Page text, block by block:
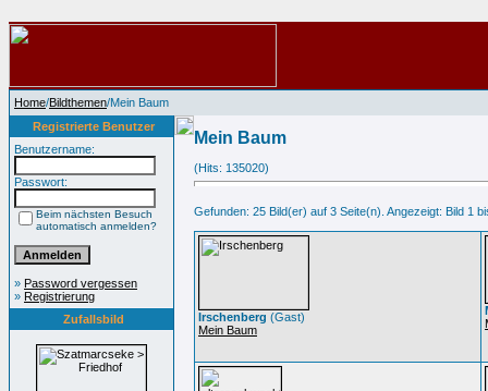
Home/Bildthemen/Mein Baum
Registrierte Benutzer
Benutzername:
Passwort:
Beim nächsten Besuch
automatisch anmelden?
» Password vergessen
» Registrierung
Zufallsbild
Mein Baum
(Hits: 135020)
Gefunden: 25 Bild(er) auf 3 Seite(n). Angezeigt: Bild 1
Irschenberg (Gast)
Mein Baum